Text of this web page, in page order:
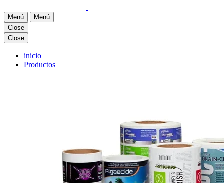
Menú
Menú
Close
Close
inicio
Productos